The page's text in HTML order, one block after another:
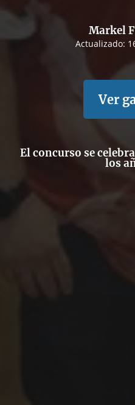
Markel
Actualizado:
Ver
El concurso se
los